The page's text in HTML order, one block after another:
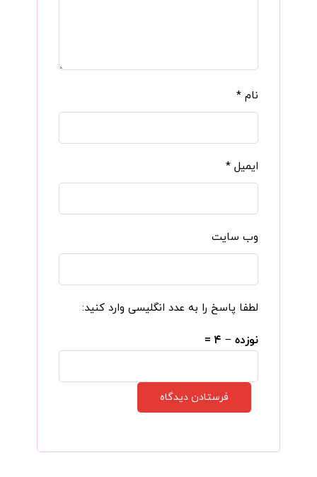
نام*
ایمیل*
وب‌ سایت
لطفا پاسخ را به عدد انگلیسی وارد کنید:
نوزده − ۴ =